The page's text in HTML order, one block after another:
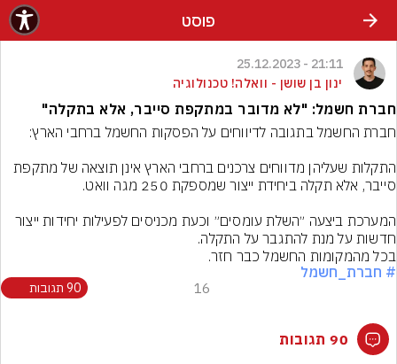
פוסט
21:11 - 25.12.2023
ינון בן שושן - וואלה! טכנולוגיה
חברת חשמל: "לא מדובר במתקפת סייבר, אלא בתקלה"
התקלות שעליהן מדווחים צרכנים ברחבי הארץ אינן תוצאה של מתקפת
בכל מהמקומות החשמל כבר חזר.
# חברת_חשמל
16 90 תגובות
90 תגובות